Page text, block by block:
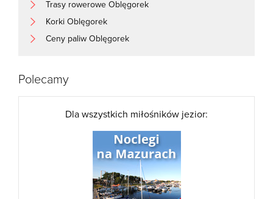
Trasy rowerowe Oblęgorek
Korki Oblęgorek
Ceny paliw Oblęgorek
Polecamy
Dla wszystkich miłośników jezior: